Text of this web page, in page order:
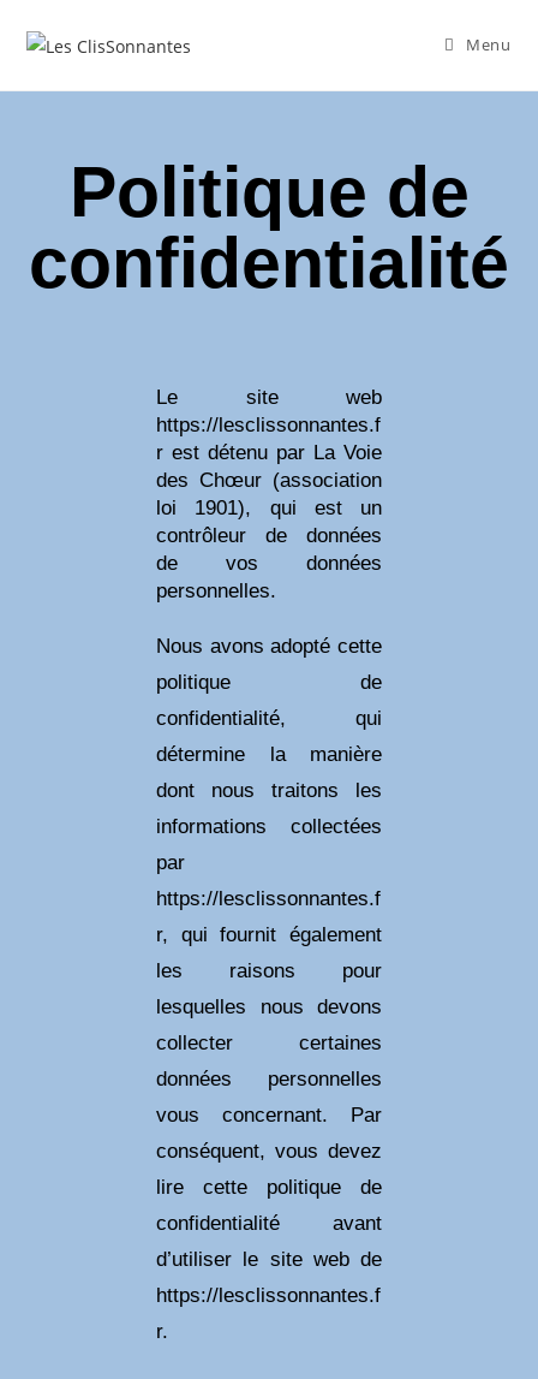
Menu
Politique de
confidentialité
Le site web
https://lesclissonnantes.f
r est détenu par La Voie
des Chœur (association
loi 1901), qui est un
contrôleur de données
de vos données
personnelles.
Nous avons adopté cette
politique de
confidentialité, qui
détermine la manière
dont nous traitons les
informations collectées
par
https://lesclissonnantes.f
r, qui fournit également
les raisons pour
lesquelles nous devons
collecter certaines
données personnelles
vous concernant. Par
conséquent, vous devez
lire cette politique de
confidentialité avant
d’utiliser le site web de
https://lesclissonnantes.f
r.